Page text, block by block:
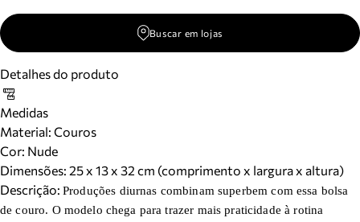
Buscar em lojas
Detalhes do produto
Medidas
Material: Couros
Cor: Nude
Dimensões: 25 x 13 x 32 cm (comprimento x largura x altura)
Descrição: Produções diurnas combinam superbem com essa bolsa
de couro. O modelo chega para trazer mais praticidade à rotina